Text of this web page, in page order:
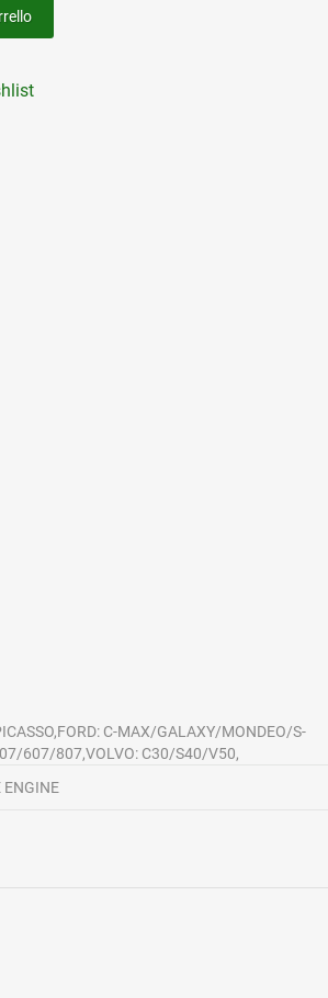
C-MAX/GALAXY/MONDEO/S-
607/807,VOLVO: C30/S40/V50,
ENGINE